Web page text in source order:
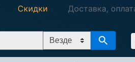
Скидки Доставка,